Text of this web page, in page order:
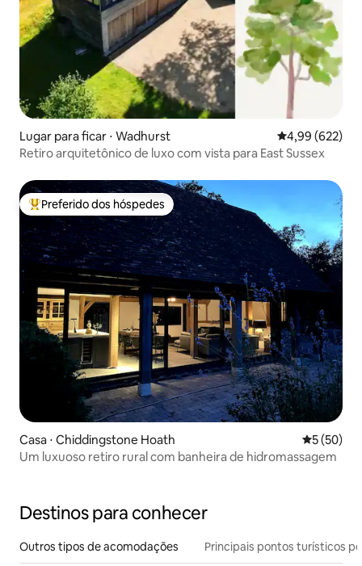
Lugar para ficar ⋅ Wadhurst 4,99 de uma
4,99 (622)
Retiro arquitetônico de luxo com vista para East Sussex
Entre os melhores preferidos dos hóspedes
Preferido dos hóspedes
Casa ⋅ Chiddingstone Hoath 5 de uma
5 (50)
Um luxuoso retiro rural com banheira de hidromassagem
Destinos para conhecer
Outros tipos de acomodações Principais pontos turísticos